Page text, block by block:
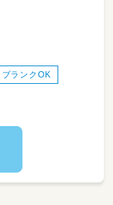
ブランクOK